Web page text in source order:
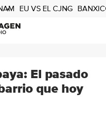
EU VS EL CJNG
El pasado
que hoy